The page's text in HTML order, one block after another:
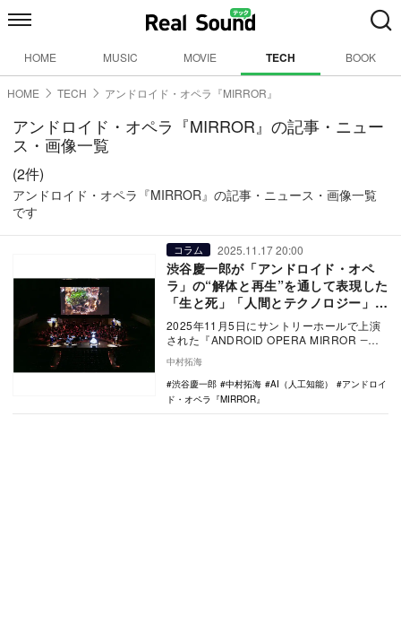
HOME MUSIC MOVIE TECH BOOK
HOME TECH アンドロイド・オペラ『MIRROR』
アンドロイド・オペラ『MIRROR』の記事・ニュー
ス・画像一覧
(2件)
アンドロイド・オペラ『MIRROR』の記事・ニュース・画像一覧
です
コラム 2025.11.17 20:00
渋谷慶一郎が「アンドロイド・オペ
ラ」の“解体と再生”を通して表現した
「生と死」「人間とテクノロジー」の
理想的な関係性
2025年11月5日にサントリーホールで上演
された『ANDROID OPERA MIRROR ―
Deconstruction …
中村拓海
渋谷慶一郎
中村拓海 AI（人工知能）
アンドロイ
ド・オペラ『MIRROR』